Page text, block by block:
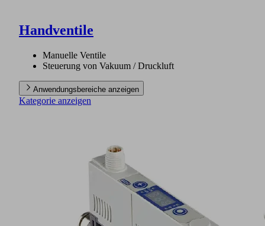
Handventile
Manuelle Ventile
Steuerung von Vakuum / Druckluft
Anwendungsbereiche anzeigen
Kategorie anzeigen